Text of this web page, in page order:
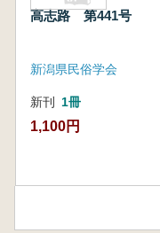
高志路 第441号
新潟県民俗学会
新刊 1冊
1,100円